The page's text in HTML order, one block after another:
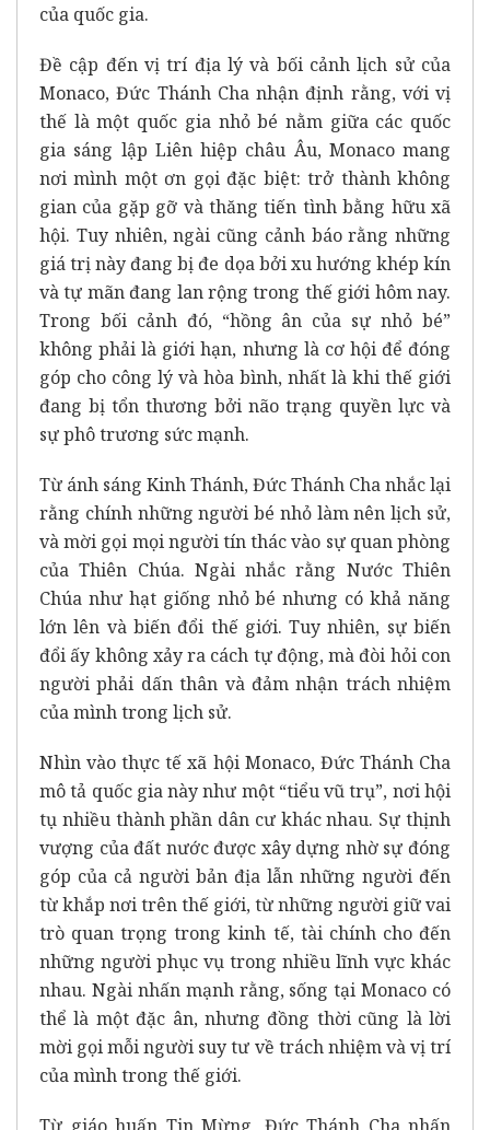
của quốc gia.
Đề cập đến vị trí địa lý và bối cảnh lịch sử của
Monaco, Đức Thánh Cha nhận định rằng, với vị
thế là một quốc gia nhỏ bé nằm giữa các quốc
gia sáng lập Liên hiệp châu Âu, Monaco mang
nơi mình một ơn gọi đặc biệt: trở thành không
gian của gặp gỡ và thăng tiến tình bằng hữu xã
hội. Tuy nhiên, ngài cũng cảnh báo rằng những
giá trị này đang bị đe dọa bởi xu hướng khép kín
và tự mãn đang lan rộng trong thế giới hôm nay.
Trong bối cảnh đó, “hồng ân của sự nhỏ bé”
không phải là giới hạn, nhưng là cơ hội để đóng
góp cho công lý và hòa bình, nhất là khi thế giới
đang bị tổn thương bởi não trạng quyền lực và
sự phô trương sức mạnh.
Từ ánh sáng Kinh Thánh, Đức Thánh Cha nhắc lại
rằng chính những người bé nhỏ làm nên lịch sử,
và mời gọi mọi người tín thác vào sự quan phòng
của Thiên Chúa. Ngài nhắc rằng Nước Thiên
Chúa như hạt giống nhỏ bé nhưng có khả năng
lớn lên và biến đổi thế giới. Tuy nhiên, sự biến
đổi ấy không xảy ra cách tự động, mà đòi hỏi con
người phải dấn thân và đảm nhận trách nhiệm
của mình trong lịch sử.
Nhìn vào thực tế xã hội Monaco, Đức Thánh Cha
mô tả quốc gia này như một “tiểu vũ trụ”, nơi hội
tụ nhiều thành phần dân cư khác nhau. Sự thịnh
vượng của đất nước được xây dựng nhờ sự đóng
góp của cả người bản địa lẫn những người đến
từ khắp nơi trên thế giới, từ những người giữ vai
trò quan trọng trong kinh tế, tài chính cho đến
những người phục vụ trong nhiều lĩnh vực khác
nhau. Ngài nhấn mạnh rằng, sống tại Monaco có
thể là một đặc ân, nhưng đồng thời cũng là lời
mời gọi mỗi người suy tư về trách nhiệm và vị trí
của mình trong thế giới.